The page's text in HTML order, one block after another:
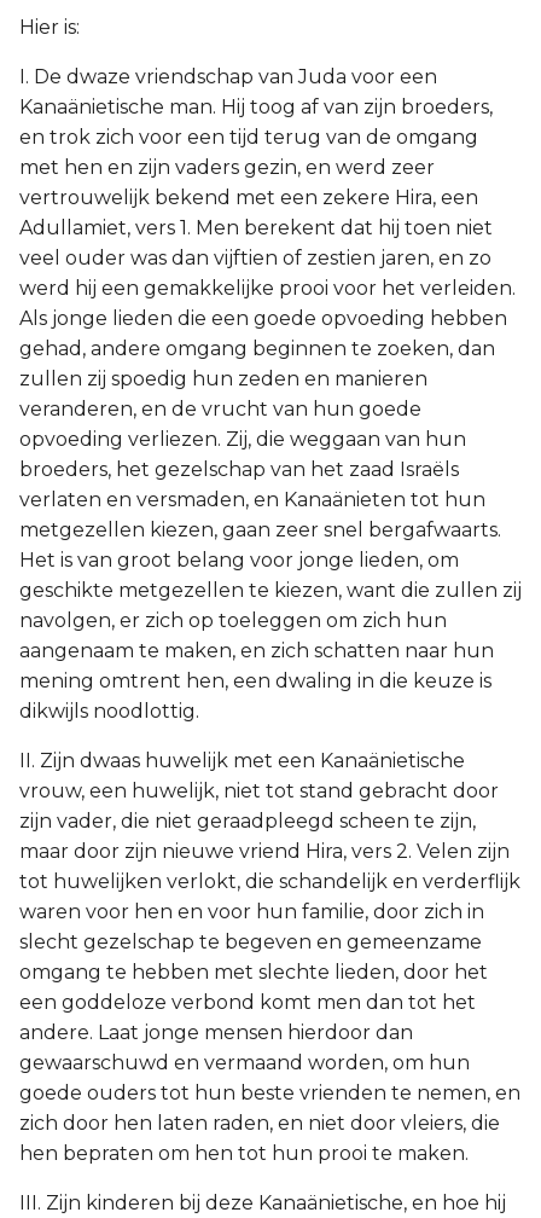
Hier is:
I. De dwaze vriendschap van Juda voor een
Kanaänietische man. Hij toog af van zijn broeders,
en trok zich voor een tijd terug van de omgang
met hen en zijn vaders gezin, en werd zeer
vertrouwelijk bekend met een zekere Hira, een
Adullamiet, vers 1. Men berekent dat hij toen niet
veel ouder was dan vijftien of zestien jaren, en zo
werd hij een gemakkelijke prooi voor het verleiden.
Als jonge lieden die een goede opvoeding hebben
gehad, andere omgang beginnen te zoeken, dan
zullen zij spoedig hun zeden en manieren
veranderen, en de vrucht van hun goede
opvoeding verliezen. Zij, die weggaan van hun
broeders, het gezelschap van het zaad Israëls
verlaten en versmaden, en Kanaänieten tot hun
metgezellen kiezen, gaan zeer snel bergafwaarts.
Het is van groot belang voor jonge lieden, om
geschikte metgezellen te kiezen, want die zullen zij
navolgen, er zich op toeleggen om zich hun
aangenaam te maken, en zich schatten naar hun
mening omtrent hen, een dwaling in die keuze is
dikwijls noodlottig.
II. Zijn dwaas huwelijk met een Kanaänietische
vrouw, een huwelijk, niet tot stand gebracht door
zijn vader, die niet geraadpleegd scheen te zijn,
maar door zijn nieuwe vriend Hira, vers 2. Velen zijn
tot huwelijken verlokt, die schandelijk en verderflijk
waren voor hen en voor hun familie, door zich in
slecht gezelschap te begeven en gemeenzame
omgang te hebben met slechte lieden, door het
een goddeloze verbond komt men dan tot het
andere. Laat jonge mensen hierdoor dan
gewaarschuwd en vermaand worden, om hun
goede ouders tot hun beste vrienden te nemen, en
zich door hen laten raden, en niet door vleiers, die
hen bepraten om hen tot hun prooi te maken.
III. Zijn kinderen bij deze Kanaänietische, en hoe hij